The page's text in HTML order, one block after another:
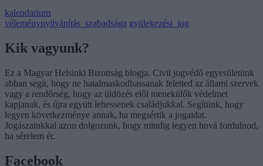
kalendarium
véleménynyilvánítás_szabadsága gyülekezési_jog
Kik vagyunk?
Ez a Magyar Helsinki Bizottság blogja. Civil jogvédő egyesületünk
abban segít, hogy ne hatalmaskodhassanak feletted az állami szervek
vagy a rendőrség, hogy az üldözés elől menekülők védelmet
kapjanak, és újra együtt lehessenek családjukkal. Segítünk, hogy
legyen következménye annak, ha megsértik a jogaidat.
Jogászainkkal azon dolgozunk, hogy mindig legyen hová fordulnod,
ha sérelem ér.
Facebook